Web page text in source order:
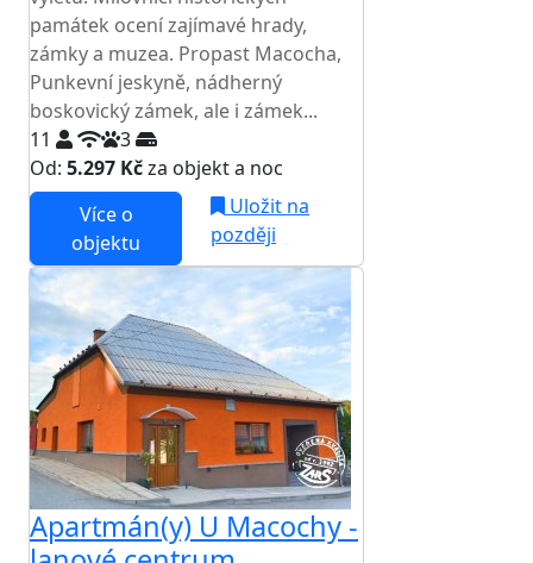
památek ocení zajímavé hrady,
zámky a muzea. Propast Macocha,
Punkevní jeskyně, nádherný
boskovický zámek, ale i zámek...
11
3
Od: 5.297 Kčza objekt a noc
Více o
objektu
Uložit na
později
Apartmán(y) U Macochy -